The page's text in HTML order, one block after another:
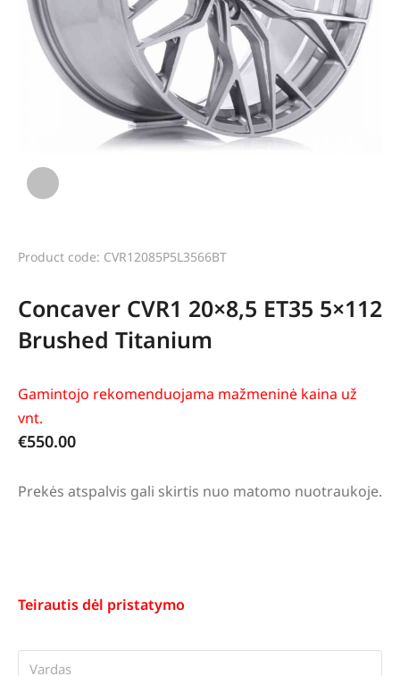
Product code: CVR12085P5L3566BT
Concaver CVR1 20×8,5 ET35 5×112
Brushed Titanium
Gamintojo rekomenduojama mažmeninė kaina už
vnt.
€550.00
Prekės atspalvis gali skirtis nuo matomo nuotraukoje.
Teirautis dėl pristatymo